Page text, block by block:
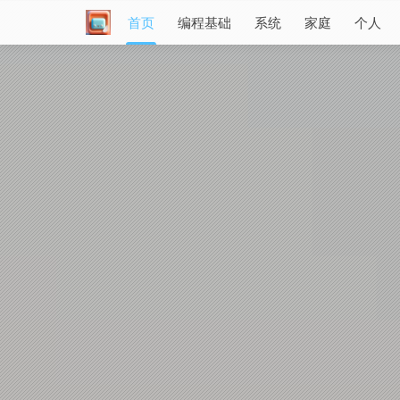
首页 编程基础 系统 家庭 个人